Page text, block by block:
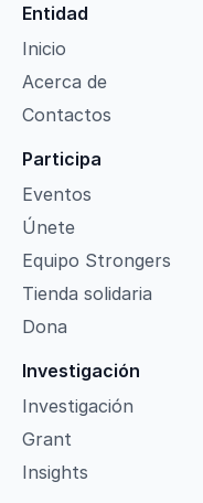
Entidad
Inicio
Acerca de
Contactos
Participa
Eventos
Únete
Equipo Strongers
Tienda solidaria
Dona
Investigación
Investigación
Grant
Insights